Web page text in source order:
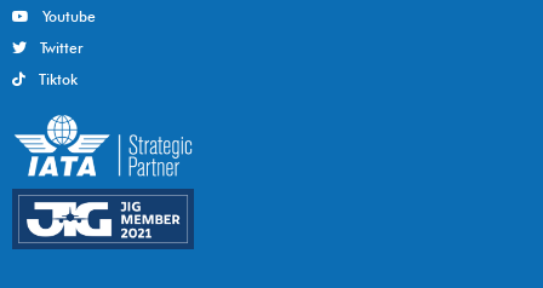
Youtube
Twitter
Tiktok